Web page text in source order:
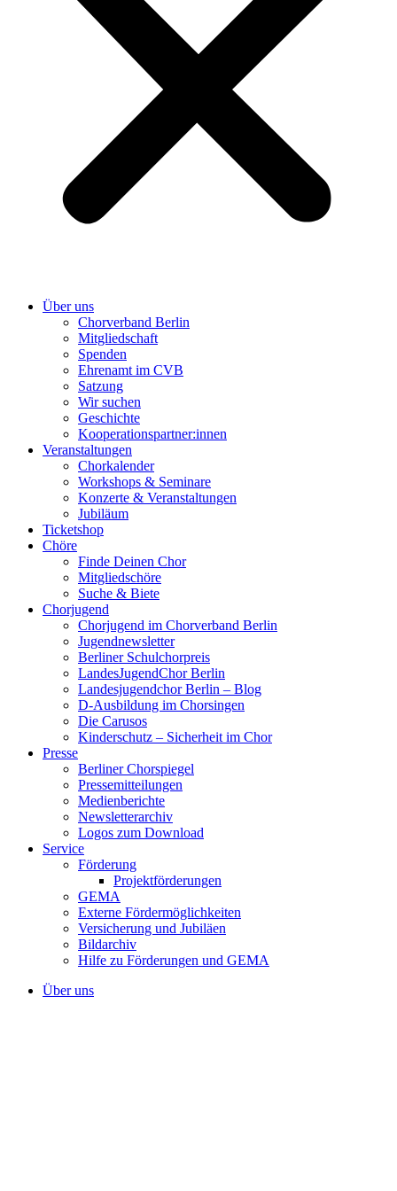
Über uns
Chorverband Berlin
Mitgliedschaft
Spenden
Ehrenamt im CVB
Satzung
Wir suchen
Geschichte
Kooperationspartner:innen
Veranstaltungen
Chorkalender
Workshops & Seminare
Konzerte & Veranstaltungen
Jubiläum
Ticketshop
Chöre
Finde Deinen Chor
Mitgliedschöre
Suche & Biete
Chorjugend
Chorjugend im Chorverband Berlin
Jugendnewsletter
Berliner Schulchorpreis
LandesJugendChor Berlin
Landesjugendchor Berlin – Blog
D-Ausbildung im Chorsingen
Die Carusos
Kinderschutz – Sicherheit im Chor
Presse
Berliner Chorspiegel
Pressemitteilungen
Medienberichte
Newsletterarchiv
Logos zum Download
Service
Förderung
Projektförderungen
GEMA
Externe Fördermöglichkeiten
Versicherung und Jubiläen
Bildarchiv
Hilfe zu Förderungen und GEMA
Über uns